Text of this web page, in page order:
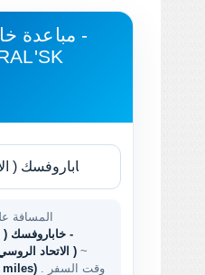
مباعدة
المسافة
خاباروفسك (
Novoural'sk ( الاتحاد الروسي ) ~
miles)